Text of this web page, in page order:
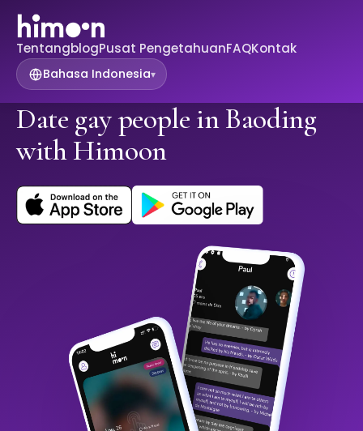
TentangblogPusat PengetahuanFAQKontak
Bahasa Indonesia▾
Date gay people in Baoding
with Himoon